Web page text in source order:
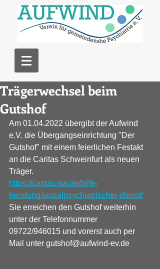
Trägerwechsel beim
Gutshof
Am 01.04.2022 übergibt der Aufwind
e.V. die Übergangseinrichtung "Der
Gutshof" mit einem feierlichen Festakt
an die Caritas Schweinfurt als neuen
Träger.
https://caritas-sw.de/hilfe-
beratung/sozialpsychiatrischer-dienst/
Sie erreichen den Gutshof weiterhin
unter der Telefonnummer
09722/946015 und vorerst auch per
Mail unter gutshof@aufwind-ev.de